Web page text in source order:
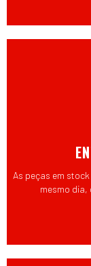
As peças em
mesmo dia,